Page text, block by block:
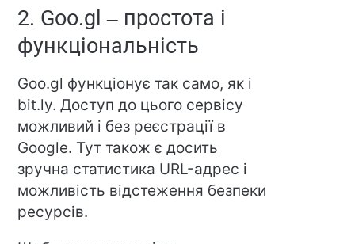
2. Goo.gl – простота і
функціональність
Goo.gl функціонує так само, як і
bit.ly. Доступ до цього сервісу
можливий і без реєстрації в
Google. Тут також є досить
зручна статистика URL-адрес і
можливість відстеження безпеки
ресурсів.